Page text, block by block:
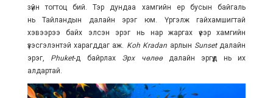
зүйн тогтоц бий. Тэр дундаа хамгийн ер бусын байгаль
нь Тайландын далайн эрэг юм. Үргэлж гайхамшигтай
хэвээрээ байх элсэн эрэг нь нар жаргах үеэр хамгийн
үзэсгэлэнтэй харагддаг аж. Koh Kradan арлын Sunsetдалайн
эрэг, Phuket-д байрлах Эрх чөлөө далайн эргүүд нь их
алдартай.